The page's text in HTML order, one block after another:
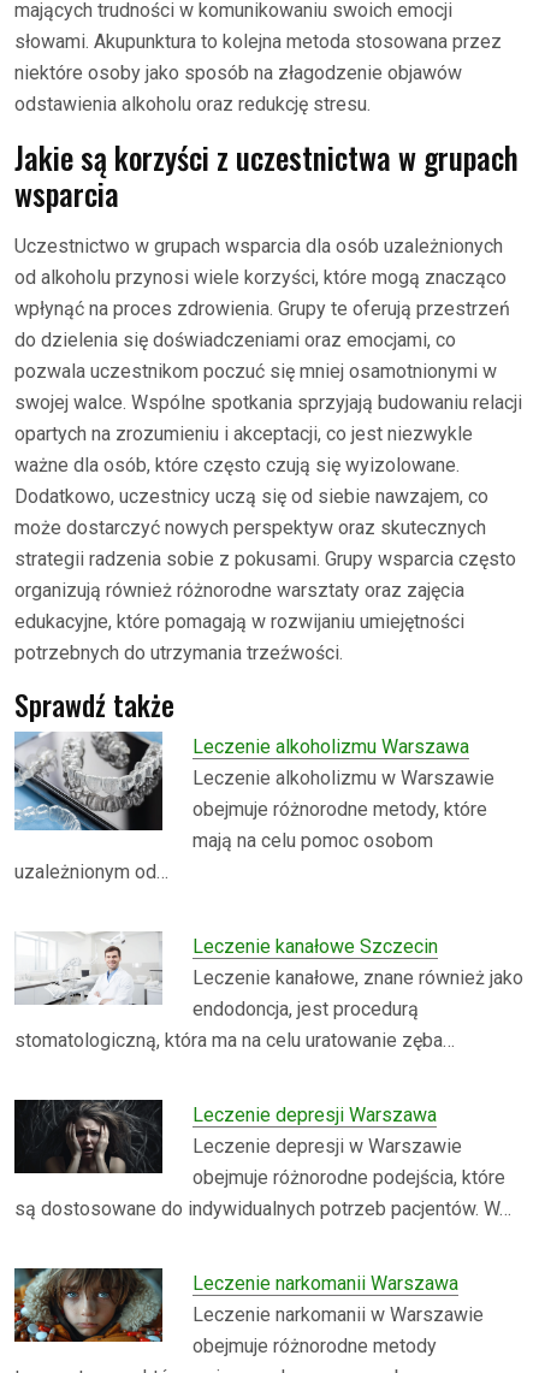
mających trudności w komunikowaniu swoich emocji
słowami. Akupunktura to kolejna metoda stosowana przez
niektóre osoby jako sposób na złagodzenie objawów
odstawienia alkoholu oraz redukcję stresu.
Jakie są korzyści z uczestnictwa w grupach
wsparcia
Uczestnictwo w grupach wsparcia dla osób uzależnionych
od alkoholu przynosi wiele korzyści, które mogą znacząco
wpłynąć na proces zdrowienia. Grupy te oferują przestrzeń
do dzielenia się doświadczeniami oraz emocjami, co
pozwala uczestnikom poczuć się mniej osamotnionymi w
swojej walce. Wspólne spotkania sprzyjają budowaniu relacji
opartych na zrozumieniu i akceptacji, co jest niezwykle
ważne dla osób, które często czują się wyizolowane.
Dodatkowo, uczestnicy uczą się od siebie nawzajem, co
może dostarczyć nowych perspektyw oraz skutecznych
strategii radzenia sobie z pokusami. Grupy wsparcia często
organizują również różnorodne warsztaty oraz zajęcia
edukacyjne, które pomagają w rozwijaniu umiejętności
potrzebnych do utrzymania trzeźwości.
Sprawdź także
Leczenie alkoholizmu Warszawa
Leczenie alkoholizmu w Warszawie
obejmuje różnorodne metody, które
mają na celu pomoc osobom
uzależnionym od…
Leczenie kanałowe Szczecin
Leczenie kanałowe, znane również jako
endodoncja, jest procedurą
stomatologiczną, która ma na celu uratowanie zęba…
Leczenie depresji Warszawa
Leczenie depresji w Warszawie
obejmuje różnorodne podejścia, które
są dostosowane do indywidualnych potrzeb pacjentów. W…
Leczenie narkomanii Warszawa
Leczenie narkomanii w Warszawie
obejmuje różnorodne metody